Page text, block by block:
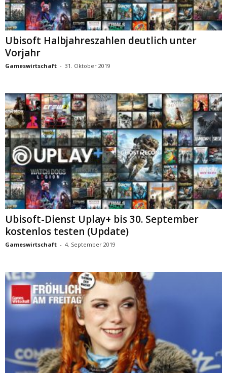
Ubisoft Halbjahreszahlen deutlich unter
Vorjahr
Gameswirtschaft - 31. Oktober 2019
Ubisoft-Dienst Uplay+ bis 30. September
kostenlos testen (Update)
Gameswirtschaft - 4. September 2019